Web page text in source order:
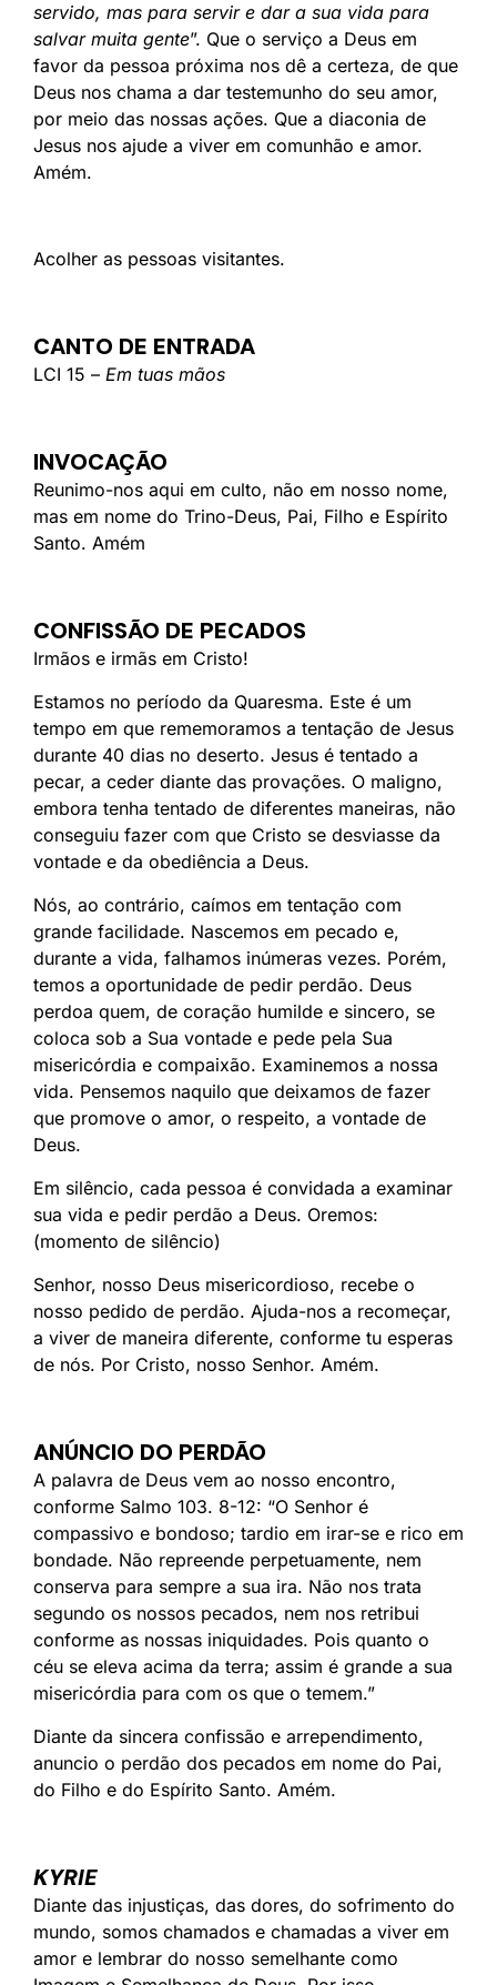
servido, mas para servir e dar a sua vida para
salvar muita gente”. Que o serviço a Deus em
favor da pessoa próxima nos dê a certeza, de que
Deus nos chama a dar testemunho do seu amor,
por meio das nossas ações. Que a diaconia de
Jesus nos ajude a viver em comunhão e amor.
Amém.
Acolher as pessoas visitantes.
CANTO DE ENTRADA
LCI 15 – Em tuas mãos
INVOCAÇÃO
Reunimo-nos aqui em culto, não em nosso nome,
mas em nome do Trino-Deus, Pai, Filho e Espírito
Santo. Amém
CONFISSÃO DE PECADOS
Irmãos e irmãs em Cristo!
Estamos no período da Quaresma. Este é um
tempo em que rememoramos a tentação de Jesus
durante 40 dias no deserto. Jesus é tentado a
pecar, a ceder diante das provações. O maligno,
embora tenha tentado de diferentes maneiras, não
conseguiu fazer com que Cristo se desviasse da
vontade e da obediência a Deus.
Nós, ao contrário, caímos em tentação com
grande facilidade. Nascemos em pecado e,
durante a vida, falhamos inúmeras vezes. Porém,
temos a oportunidade de pedir perdão. Deus
perdoa quem, de coração humilde e sincero, se
coloca sob a Sua vontade e pede pela Sua
misericórdia e compaixão. Examinemos a nossa
vida. Pensemos naquilo que deixamos de fazer
que promove o amor, o respeito, a vontade de
Deus.
Em silêncio, cada pessoa é convidada a examinar
sua vida e pedir perdão a Deus. Oremos:
(momento de silêncio)
Senhor, nosso Deus misericordioso, recebe o
nosso pedido de perdão. Ajuda-nos a recomeçar,
a viver de maneira diferente, conforme tu esperas
de nós. Por Cristo, nosso Senhor. Amém.
ANÚNCIO DO PERDÃO
A palavra de Deus vem ao nosso encontro,
conforme Salmo 103. 8-12: “O Senhor é
compassivo e bondoso; tardio em irar-se e rico em
bondade. Não repreende perpetuamente, nem
conserva para sempre a sua ira. Não nos trata
segundo os nossos pecados, nem nos retribui
conforme as nossas iniquidades. Pois quanto o
céu se eleva acima da terra; assim é grande a sua
misericórdia para com os que o temem.”
Diante da sincera confissão e arrependimento,
anuncio o perdão dos pecados em nome do Pai,
do Filho e do Espírito Santo. Amém.
KYRIE
Diante das injustiças, das dores, do sofrimento do
mundo, somos chamados e chamadas a viver em
amor e lembrar do nosso semelhante como